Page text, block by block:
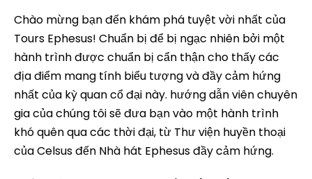
Chào mừng bạn đến khám phá tuyệt vời nhất của
Tours Ephesus! Chuẩn bị để bị ngạc nhiên bởi một
hành trình được chuẩn bị cẩn thận cho thấy các
địa điểm mang tính biểu tượng và đầy cảm hứng
nhất của kỳ quan cổ đại này. hướng dẫn viên chuyên
gia của chúng tôi sẽ đưa bạn vào một hành trình
khó quên qua các thời đại, từ Thư viện huyền thoại
của Celsus đến Nhà hát Ephesus đầy cảm hứng.